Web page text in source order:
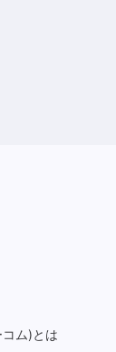
ム)とは